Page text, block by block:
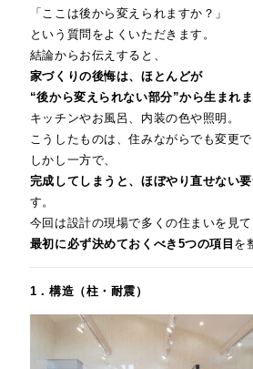
「ここは後から変えられますか？」
という質問をよくいただきます。
結論からお伝えすると、
家づくりの後悔は、ほとんどが
“後から変えられない部分”から生まれま
キッチンやお風呂、内装の色や照明。
こうしたものは、住みながらでも変更で
しかし一方で、
完成してしまうと、ほぼやり直せない
す。
今回は設計の現場で多くの住まいを見て
最初に必ず決めておくべき5つの項目 を
1．構造（柱・耐震）